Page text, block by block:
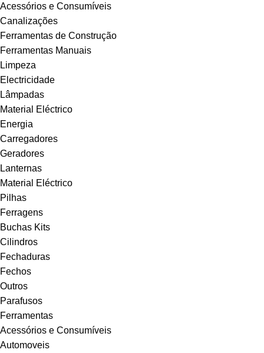
Acessórios e Consumíveis
Canalizações
Ferramentas de Construção
Ferramentas Manuais
Limpeza
Electricidade
Lâmpadas
Material Eléctrico
Energia
Carregadores
Geradores
Lanternas
Material Eléctrico
Pilhas
Ferragens
Buchas Kits
Cilindros
Fechaduras
Fechos
Outros
Parafusos
Ferramentas
Acessórios e Consumíveis
Automoveis